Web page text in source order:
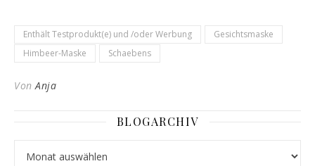
Enthält Testprodukt(e) und /oder Werbung
Gesichtsmaske
Himbeer-Maske
Schaebens
VonAnja
BLOGARCHIV